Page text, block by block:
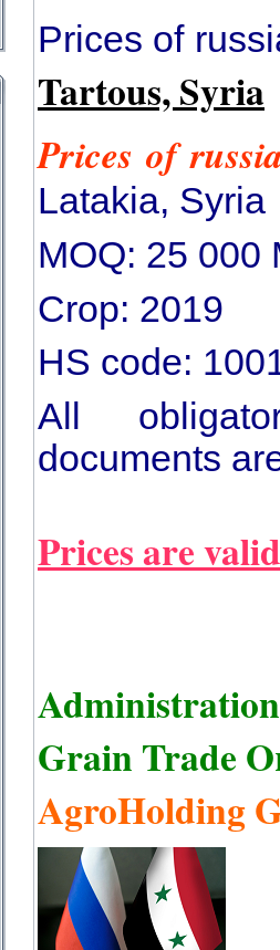
Prices of
Tartous, Syria
Prices of
Latakia,
MOQ: 25 000
Crop: 2019
HS code:
All
documents
Prices are
Administration
Grain Trade
AgroHolding